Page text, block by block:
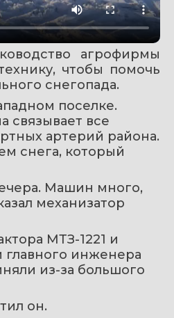
агрофирмы
чтобы помочь
снегопада.
поселке.
связывает все
артерий района.
снега, который
Машин много,
механизатор
МТЗ-1221 и
инженера
из-за большого
он.